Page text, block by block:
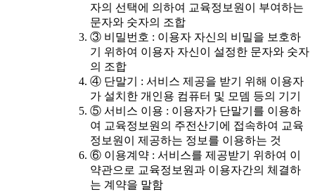
자의 선택에 의하여 교육정보원이 부여하는
문자와 숫자의 조합
③ 비밀번호 : 이용자 자신의 비밀을 보호하
기 위하여 이용자 자신이 설정한 문자와 숫자
의 조합
④ 단말기 : 서비스 제공을 받기 위해 이용자
가 설치한 개인용 컴퓨터 및 모뎀 등의 기기
⑤ 서비스 이용 : 이용자가 단말기를 이용하
여 교육정보원의 주전산기에 접속하여 교육
정보원이 제공하는 정보를 이용하는 것
⑥ 이용계약 : 서비스를 제공받기 위하여 이
약관으로 교육정보원과 이용자간의 체결하
는 계약을 말함